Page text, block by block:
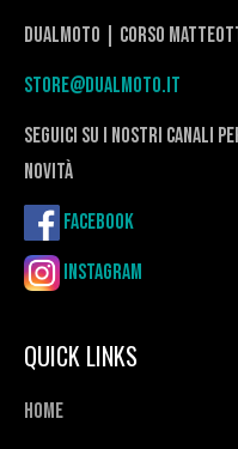
DualMoto | corso
store@dualmoto.it
seguici su i nostri canali
novità
Facebook
Instagram
QUICK LINKS
Home